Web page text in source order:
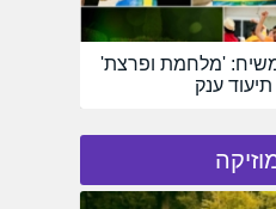
'מלחמת ופרצת'
ענק